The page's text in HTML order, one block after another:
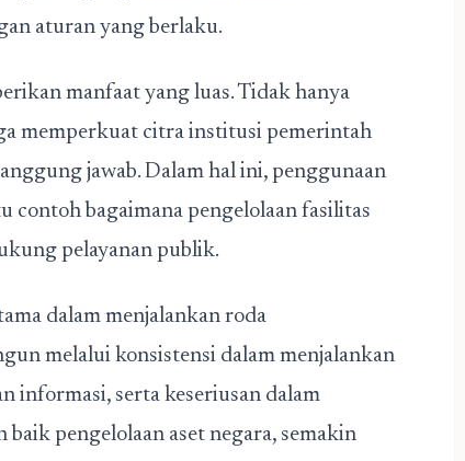
aturan yang berlaku.
manfaat yang luas. Tidak hanya
memperkuat citra institusi pemerintah
jawab. Dalam hal ini, penggunaan
contoh bagaimana pengelolaan fasilitas
pelayanan publik.
dalam menjalankan roda
melalui konsistensi dalam menjalankan
informasi, serta keseriusan dalam
pengelolaan aset negara, semakin